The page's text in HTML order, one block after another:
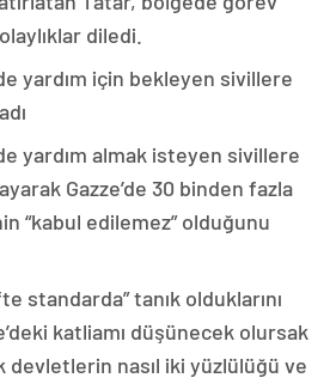
diledi.
yardım için bekleyen sivillere
yardım almak isteyen sivillere
Gazze’de 30 binden fazla
“kabul edilemez” olduğunu
standarda” tanık olduklarını
katliamı düşünecek olursak
devletlerin nasıl iki yüzlülüğü ve